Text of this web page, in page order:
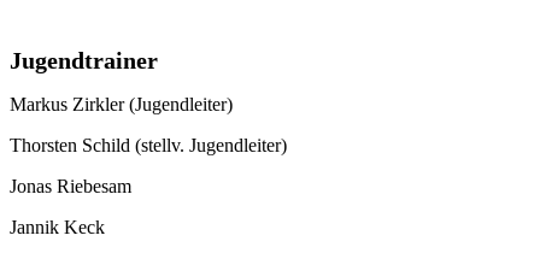
Jugendtrainer
Markus Zirkler (Jugendleiter)
Thorsten Schild (stellv. Jugendleiter)
Jonas Riebesam
Jannik Keck